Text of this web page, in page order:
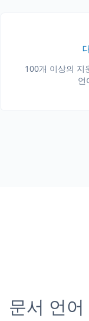
100개 이상의 지
언
문서 언